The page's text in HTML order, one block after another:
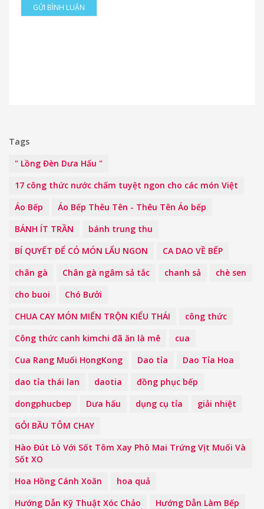
GỬI BÌNH LUẬN
Tags
" Lồng Đèn Dưa Hấu "
17 công thức nước chấm tuyệt ngon cho các món Việt
Áo Bếp
Áo Bếp Thêu Tên - Thêu Tên Áo bếp
BÁNH ÍT TRẦN
bánh trung thu
BÍ QUYẾT ĐỂ CÓ MÓN LẨU NGON
CA DAO VỀ BẾP
chân gà
Chân gà ngâm sả tắc chanh sả
chè sen
cho buoi
Chó Bưởi
CHUA CAY MÓN MIẾN TRỘN KIỂU THÁI
công thức
Công thức canh kimchi đã ăn là mê
cua
Cua Rang Muối HongKong
Dao tỉa
Dao Tỉa Hoa
dao tỉa thái lan
daotia
đồng phục bếp
dongphucbep
Dưa hấu dụng cụ tỉa
giải nhiệt
GỎI BẦU TÔM CHAY
Hào Đút Lò Với Sốt Tôm Xay Phô Mai Trứng Vịt Muối Và
Sốt XO
Hoa Hồng Cánh Xoăn
hoa quả
Hướng Dẫn Kỹ Thuật Xóc Chảo
Hướng Dẫn Làm Bếp